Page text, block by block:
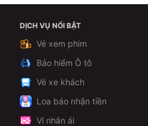
DỊCH VỤ NỔI BẬT
Vé xem phim
Bảo hiểm Ô tô
Vé xe khách
Loa báo nhận tiền
Ví nhân ái